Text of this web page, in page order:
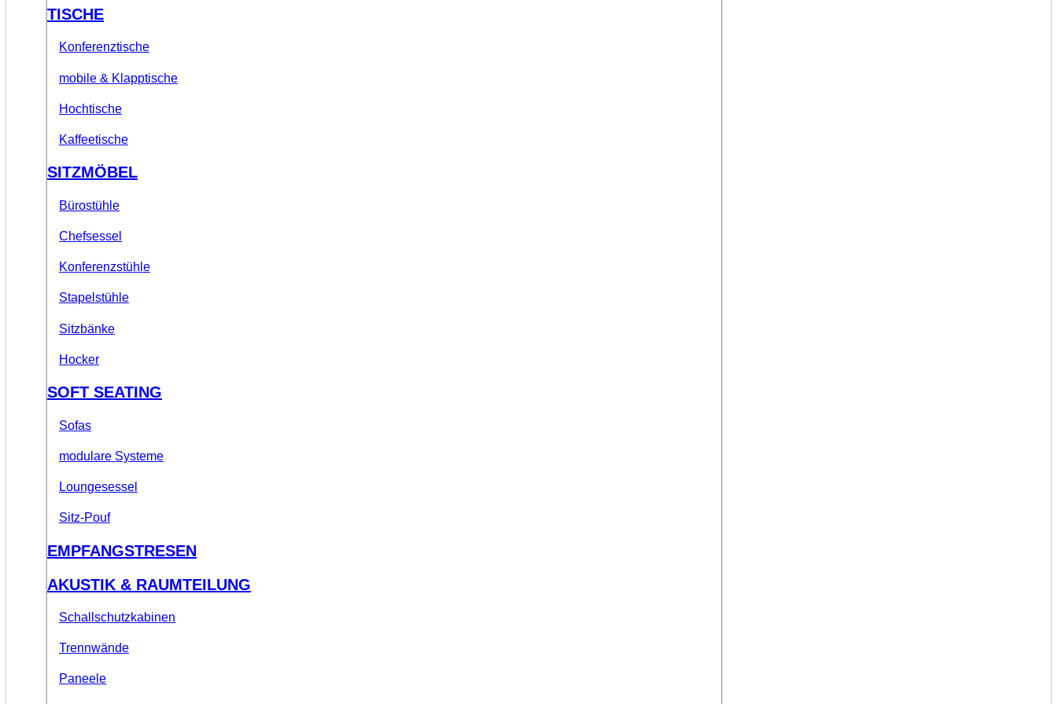
TISCHE
Konferenztische
mobile & Klapptische
Hochtische
Kaffeetische
SITZMÖBEL
Bürostühle
Chefsessel
Konferenzstühle
Stapelstühle
Sitzbänke
Hocker
SOFT SEATING
Sofas
modulare Systeme
Loungesessel
Sitz-Pouf
EMPFANGSTRESEN
AKUSTIK & RAUMTEILUNG
Schallschutzkabinen
Trennwände
Paneele